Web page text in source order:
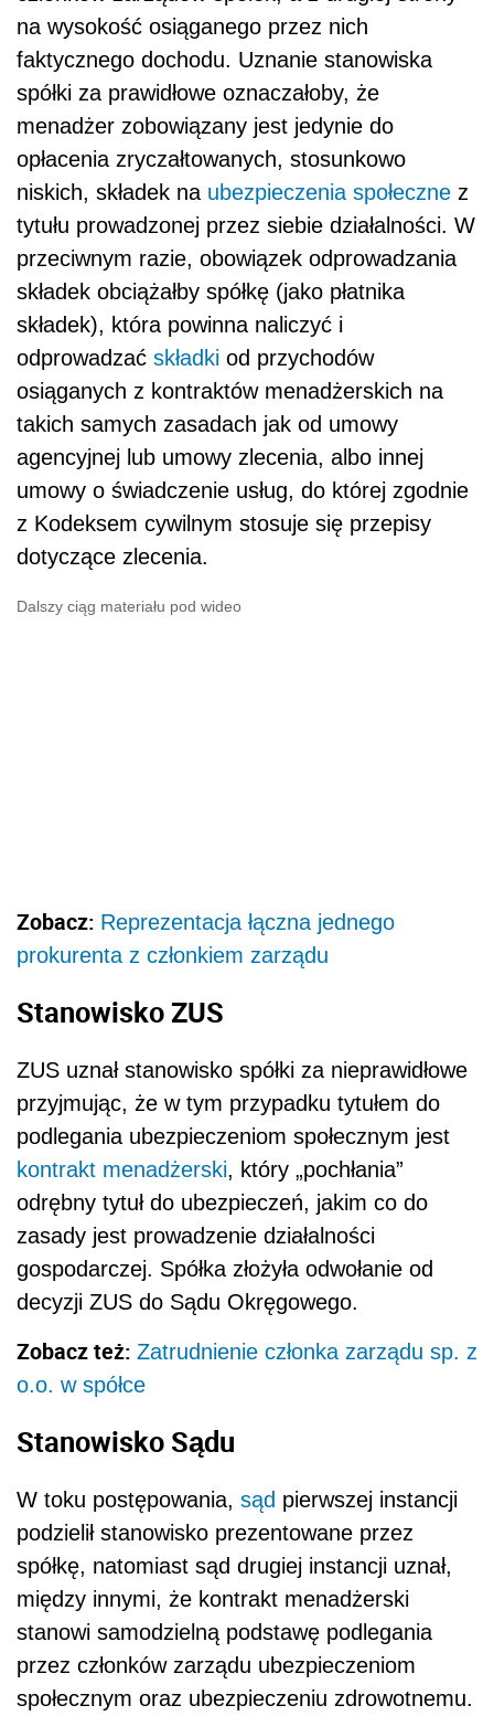
na wysokość osiąganego przez nich
faktycznego dochodu. Uznanie stanowiska
spółki za prawidłowe oznaczałoby, że
menadżer zobowiązany jest jedynie do
opłacenia zryczałtowanych, stosunkowo
niskich, składek na ubezpieczenia społeczne z
tytułu prowadzonej przez siebie działalności. W
przeciwnym razie, obowiązek odprowadzania
składek obciążałby spółkę (jako płatnika
składek), która powinna naliczyć i
odprowadzać składki od przychodów
osiąganych z kontraktów menadżerskich na
takich samych zasadach jak od umowy
agencyjnej lub umowy zlecenia, albo innej
umowy o świadczenie usług, do której zgodnie
z Kodeksem cywilnym stosuje się przepisy
dotyczące zlecenia.
Dalszy ciąg materiału pod wideo
Zobacz: Reprezentacja łączna jednego
prokurenta z członkiem zarządu
Stanowisko ZUS
ZUS uznał stanowisko spółki za nieprawidłowe
przyjmując, że w tym przypadku tytułem do
podlegania ubezpieczeniom społecznym jest
kontrakt menadżerski, który „pochłania”
odrębny tytuł do ubezpieczeń, jakim co do
zasady jest prowadzenie działalności
gospodarczej. Spółka złożyła odwołanie od
decyzji ZUS do Sądu Okręgowego.
Zobacz też: Zatrudnienie członka zarządu sp. z
o.o. w spółce
Stanowisko Sądu
W toku postępowania, sąd pierwszej instancji
podzielił stanowisko prezentowane przez
spółkę, natomiast sąd drugiej instancji uznał,
między innymi, że kontrakt menadżerski
stanowi samodzielną podstawę podlegania
przez członków zarządu ubezpieczeniom
społecznym oraz ubezpieczeniu zdrowotnemu.